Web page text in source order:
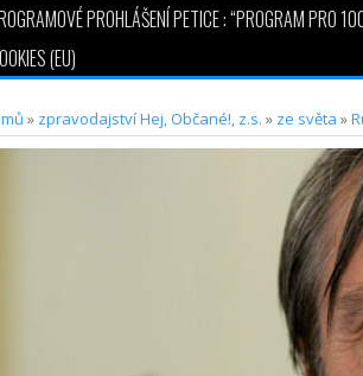
PROHLÁŠENÍ PETICE : “PROGRAM PRO
(EU)
» zpravodajství Hej, Občané!, z.s. » ze světa »